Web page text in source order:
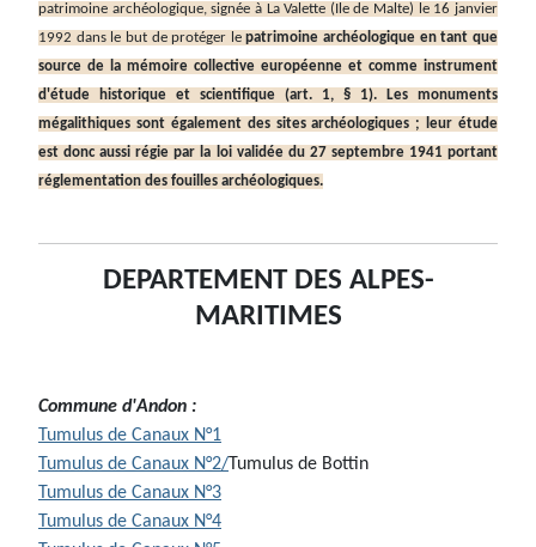
patrimoine archéologique, signée à La Valette (Ile de Malte) le 16 janvier
1992 dans le but de protéger lepatrimoine archéologique en tant que
source de la mémoire collective européenne et comme instrument
d'étude historique et scientifique (art. 1, § 1). Les monuments
mégalithiques sont également des sites archéologiques ; leur étude
est donc aussi régie par la loi validée du 27 septembre 1941 portant
réglementation des fouilles archéologiques.
DEPARTEMENT DES ALPES-
MARITIMES
Commune d'Andon :
Tumulus de Canaux N°1
Tumulus de Canaux N°2/Tumulus de Bottin
Tumulus de Canaux N°3
Tumulus de Canaux N°4